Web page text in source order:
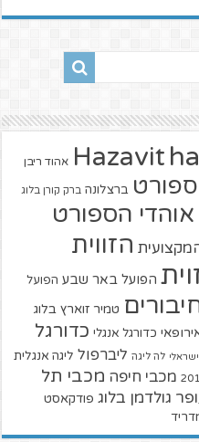
Hazavit אהוד ריבן
ברצלונה ברק קורן בלוג
הספורט
הזווית
הפועל באר שבע הפועל
טמיר זוארץ בלוג
כדורגל אנגלי כדורגל
לה ליגה ליברפול ליגה אנגלית
מכבי חיפה מכבי תל
גולדמן בלוג פודקאסט